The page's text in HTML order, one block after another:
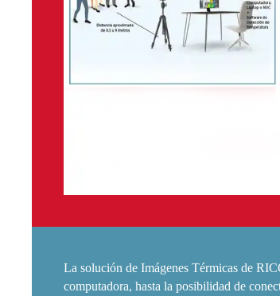
La solución de Imágenes Térmicas de
computadora, hasta la posibilidad de